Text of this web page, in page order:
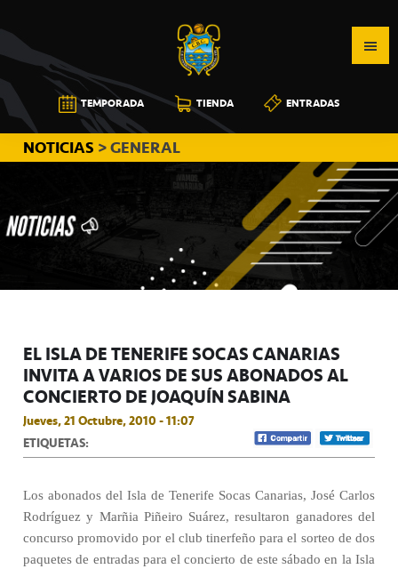
a
la
navegación
principal
al
contenido
principal
a
la
barra
lateral
principal
CB
CANARIAS
TEMPORADA TIENDA ENTRADAS
NOTICIAS > GENERAL
EL ISLA DE TENERIFE SOCAS CANARIAS
INVITA A VARIOS DE SUS ABONADOS AL
CONCIERTO DE JOAQUÍN SABINA
Jueves, 21 Octubre, 2010 - 11:07
ETIQUETAS:
Los abonados del Isla de Tenerife Socas Canarias, José Carlos
Rodríguez y Marñia Piñeiro Suárez, resultaron ganadores del
concurso promovido por el club tinerfeño para el sorteo de dos
paquetes de entradas para el concierto de este sábado en la Isla